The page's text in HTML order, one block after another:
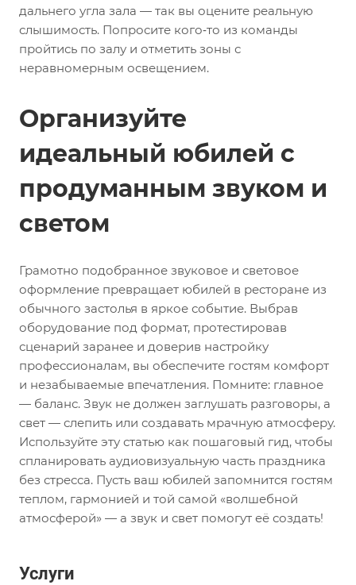
дальнего угла зала — так вы оцените реальную
слышимость. Попросите кого‑то из команды
пройтись по залу и отметить зоны с
неравномерным освещением.
Организуйте
идеальный юбилей с
продуманным звуком и
светом
Грамотно подобранное звуковое и световое
оформление превращает юбилей в ресторане из
обычного застолья в яркое событие. Выбрав
оборудование под формат, протестировав
сценарий заранее и доверив настройку
профессионалам, вы обеспечите гостям комфорт
и незабываемые впечатления. Помните: главное
— баланс. Звук не должен заглушать разговоры, а
свет — слепить или создавать мрачную атмосферу.
Используйте эту статью как пошаговый гид, чтобы
спланировать аудиовизуальную часть праздника
без стресса. Пусть ваш юбилей запомнится гостям
теплом, гармонией и той самой «волшебной
атмосферой» — а звук и свет помогут её создать!
Услуги